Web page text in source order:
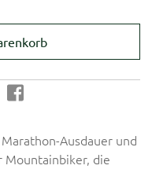
Ausdauer und
Mountainbiker, die